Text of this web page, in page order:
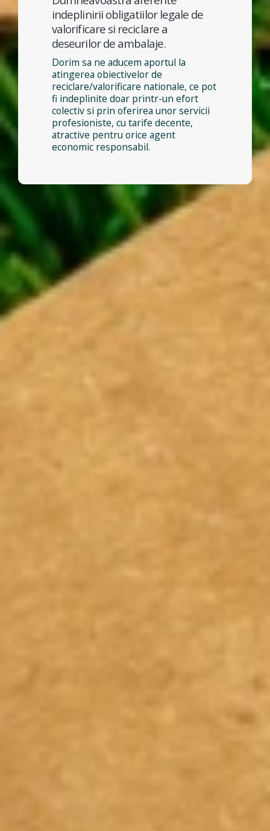
indeplinirii obligatiilor legale de
valorificare si reciclare a
deseurilor de ambalaje.
Dorim sa ne aducem aportul la
atingerea obiectivelor de
reciclare/valorificare nationale, ce pot
fi indeplinite doar printr-un efort
colectiv si prin oferirea unor servicii
profesioniste, cu tarife decente,
atractive pentru orice agent
economic responsabil.